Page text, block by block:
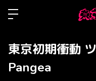
東京初期衝動
Pangea